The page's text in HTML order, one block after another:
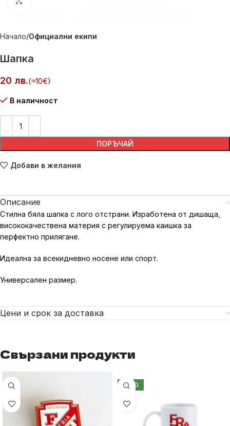
Начало Официални екипи
Шапка
лв.
В наличност
ПОРЪЧАЙ
Добави в желания
Описание
Стилна бяла шапка с лого отстрани. Изработена от дишаща,
висококачествена материя с регулируема каишка за
перфектно прилягане.
Идеална за всекидневно носене или спорт.
Универсален размер.
Цени и срок за доставка
Свързани продукти
НОВО